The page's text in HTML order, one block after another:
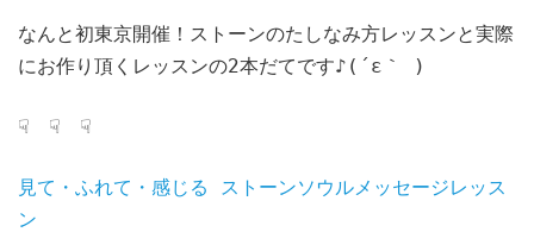
なんと初東京開催！ストーンのたしなみ方レッスンと実際
にお作り頂くレッスンの2本だてです♪(´ε｀ )
☟ ☟ ☟
見て・ふれて・感じる ストーンソウルメッセージレッス
ン